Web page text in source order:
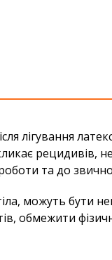
лігування
рецидивів,
та до
можуть бути
обмежити